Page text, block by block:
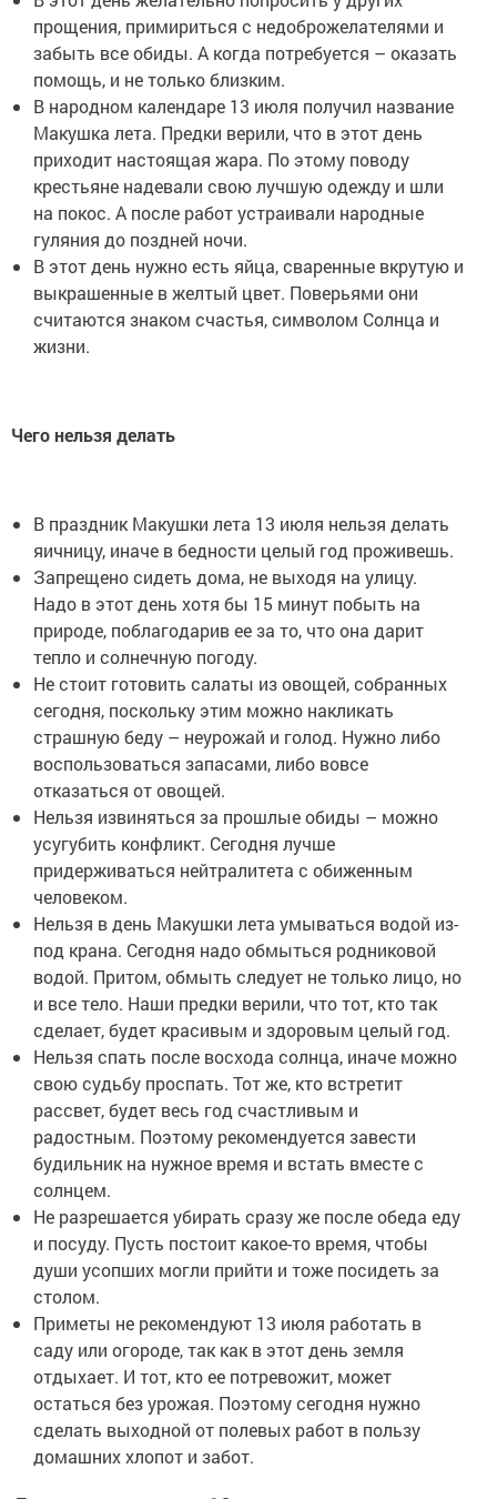
прощения, примириться с недоброжелателями и
забыть все обиды. А когда потребуется – оказать
помощь, и не только близким.
В народном календаре 13 июля получил название
Макушка лета. Предки верили, что в этот день
приходит настоящая жара. По этому поводу
крестьяне надевали свою лучшую одежду и шли
на покос. А после работ устраивали народные
гуляния до поздней ночи.
В этот день нужно есть яйца, сваренные вкрутую и
выкрашенные в желтый цвет. Поверьями они
считаются знаком счастья, символом Солнца и
жизни.
Чего нельзя делать
В праздник Макушки лета 13 июля нельзя делать
яичницу, иначе в бедности целый год проживешь.
Запрещено сидеть дома, не выходя на улицу.
Надо в этот день хотя бы 15 минут побыть на
природе, поблагодарив ее за то, что она дарит
тепло и солнечную погоду.
Не стоит готовить салаты из овощей, собранных
сегодня, поскольку этим можно накликать
страшную беду – неурожай и голод. Нужно либо
воспользоваться запасами, либо вовсе
отказаться от овощей.
Нельзя извиняться за прошлые обиды – можно
усугубить конфликт. Сегодня лучше
придерживаться нейтралитета с обиженным
человеком.
Нельзя в день Макушки лета умываться водой из-
под крана. Сегодня надо обмыться родниковой
водой. Притом, обмыть следует не только лицо, но
и все тело. Наши предки верили, что тот, кто так
сделает, будет красивым и здоровым целый год.
Нельзя спать после восхода солнца, иначе можно
свою судьбу проспать. Тот же, кто встретит
рассвет, будет весь год счастливым и
радостным. Поэтому рекомендуется завести
будильник на нужное время и встать вместе с
солнцем.
Не разрешается убирать сразу же после обеда еду
и посуду. Пусть постоит какое-то время, чтобы
души усопших могли прийти и тоже посидеть за
столом.
Приметы не рекомендуют 13 июля работать в
саду или огороде, так как в этот день земля
отдыхает. И тот, кто ее потревожит, может
остаться без урожая. Поэтому сегодня нужно
сделать выходной от полевых работ в пользу
домашних хлопот и забот.